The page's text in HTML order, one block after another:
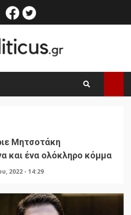
facebook
Μητσοτάκη
και ένα ολόκληρο κόμμα
2022 - 14:29